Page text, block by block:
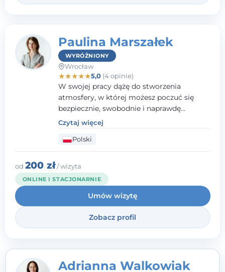
Paulina Marszałek
WYRÓŻNIONY
Wrocław
★★★★★5,0(4 opinie)
W swojej pracy dążę do stworzenia
atmosfery, w której możesz poczuć się
bezpiecznie, swobodnie i naprawdę
wysłuchany(-a). Zależy mi na
towarzyszeniu Ci w drodze do większego
dobrostanu, lepszego poznania siebie oraz
budowania wartościowych i
satysfakcjonujących relacji - zarówno z
innymi, jak i z samym sobą. Możliwość
bycia częścią tego procesu traktuję jako
duże wyróżnienie.
Czytaj więcej
Polski
od 200 zł/ wizyta
ONLINE I STACJONARNIE
Umów wizytę
Zobacz profil
Adrianna Walkowiak